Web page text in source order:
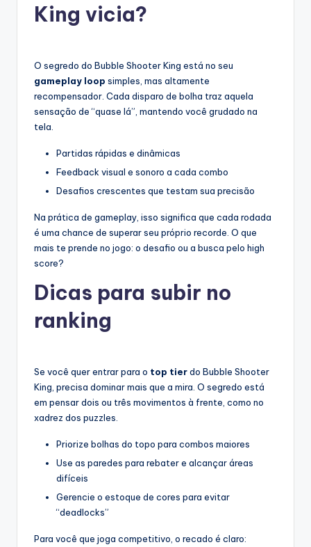
King vicia?
O segredo do Bubble Shooter King está no seu
gameplay loop simples, mas altamente
recompensador. Cada disparo de bolha traz aquela
sensação de “quase lá”, mantendo você grudado na
tela.
Partidas rápidas e dinâmicas
Feedback visual e sonoro a cada combo
Desafios crescentes que testam sua precisão
Na prática de gameplay, isso significa que cada rodada
é uma chance de superar seu próprio recorde. O que
mais te prende no jogo: o desafio ou a busca pelo high
score?
Dicas para subir no
ranking
Se você quer entrar para o top tierdo Bubble Shooter
King, precisa dominar mais que a mira. O segredo está
em pensar dois ou três movimentos à frente, como no
xadrez dos puzzles.
Priorize bolhas do topo para combos maiores
Use as paredes para rebater e alcançar áreas
difíceis
Gerencie o estoque de cores para evitar
“deadlocks”
Para você que joga competitivo, o recado é claro: